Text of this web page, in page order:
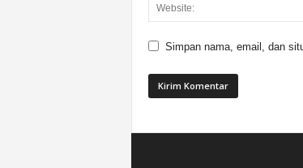
Simpan nama, email, dan